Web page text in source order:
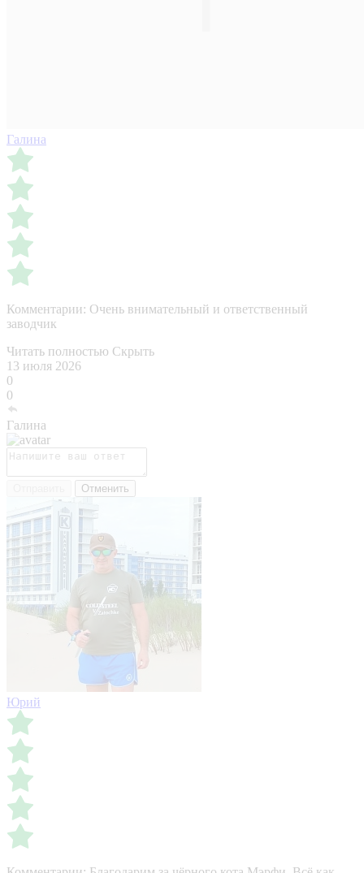
Галина
Комментарии: Очень внимательный и ответственный
заводчик
Читать полностью Скрыть
13 июля 2026
0
0
Галина
Отменить
Юрий